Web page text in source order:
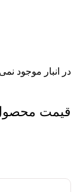
در انبار موجود
قیمت